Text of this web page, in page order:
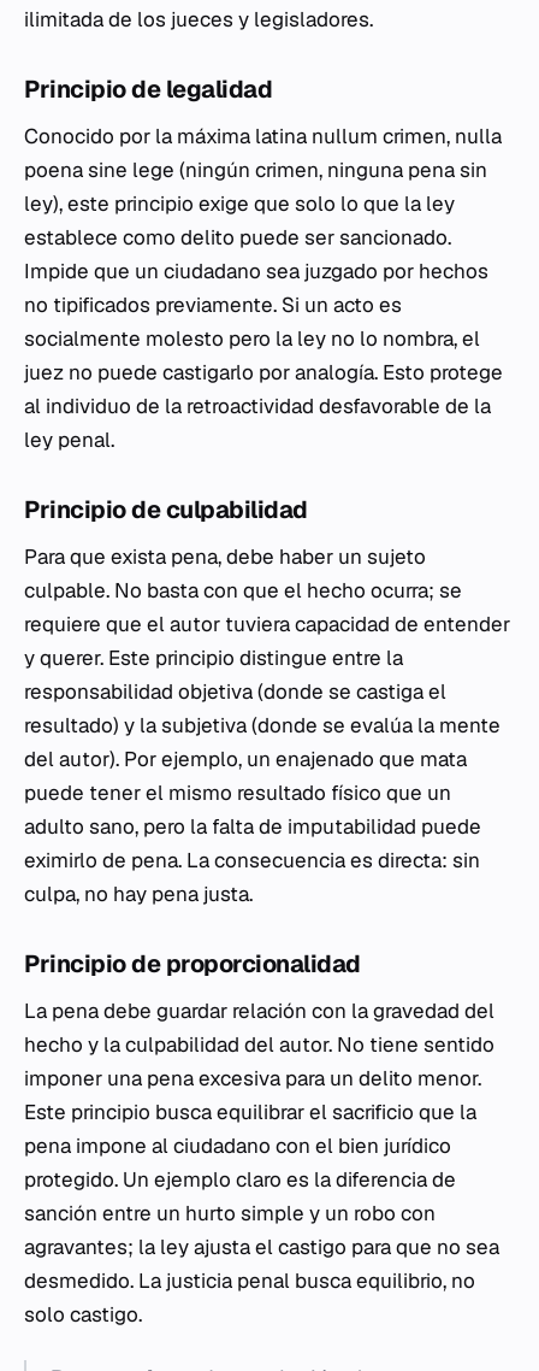
ilimitada de los jueces y legisladores.
Principio de legalidad
Conocido por la máxima latina nullum crimen, nulla
poena sine lege (ningún crimen, ninguna pena sin
ley), este principio exige que solo lo que la ley
establece como delito puede ser sancionado.
Impide que un ciudadano sea juzgado por hechos
no tipificados previamente. Si un acto es
socialmente molesto pero la ley no lo nombra, el
juez no puede castigarlo por analogía. Esto protege
al individuo de la retroactividad desfavorable de la
ley penal.
Principio de culpabilidad
Para que exista pena, debe haber un sujeto
culpable. No basta con que el hecho ocurra; se
requiere que el autor tuviera capacidad de entender
y querer. Este principio distingue entre la
responsabilidad objetiva (donde se castiga el
resultado) y la subjetiva (donde se evalúa la mente
del autor). Por ejemplo, un enajenado que mata
puede tener el mismo resultado físico que un
adulto sano, pero la falta de imputabilidad puede
eximirlo de pena. La consecuencia es directa: sin
culpa, no hay pena justa.
Principio de proporcionalidad
La pena debe guardar relación con la gravedad del
hecho y la culpabilidad del autor. No tiene sentido
imponer una pena excesiva para un delito menor.
Este principio busca equilibrar el sacrificio que la
pena impone al ciudadano con el bien jurídico
protegido. Un ejemplo claro es la diferencia de
sanción entre un hurto simple y un robo con
agravantes; la ley ajusta el castigo para que no sea
desmedido. La justicia penal busca equilibrio, no
solo castigo.